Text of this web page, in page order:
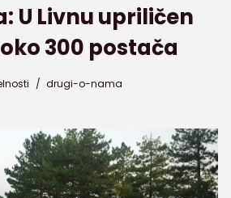
U Livnu upriličen
300 postača
/ drugi-o-nama